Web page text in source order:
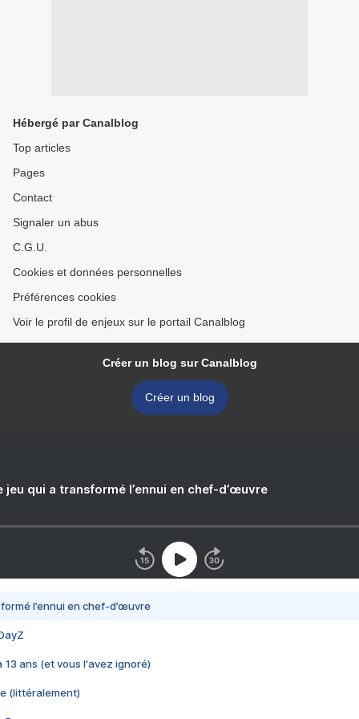
Hébergé par Canalblog
Top articles
Pages
Contact
Signaler un abus
C.G.U.
Cookies et données personnelles
Préférences cookies
Voir le profil de enjeux sur le portail Canalblog
Créer un blog sur Canalblog
Créer un blog
jeu qui a transformé l’ennui en chef-d’œuvre
l’ennui en chef-d’œuvre
13 ans (et vous l'avez ignoré)
(littéralement)